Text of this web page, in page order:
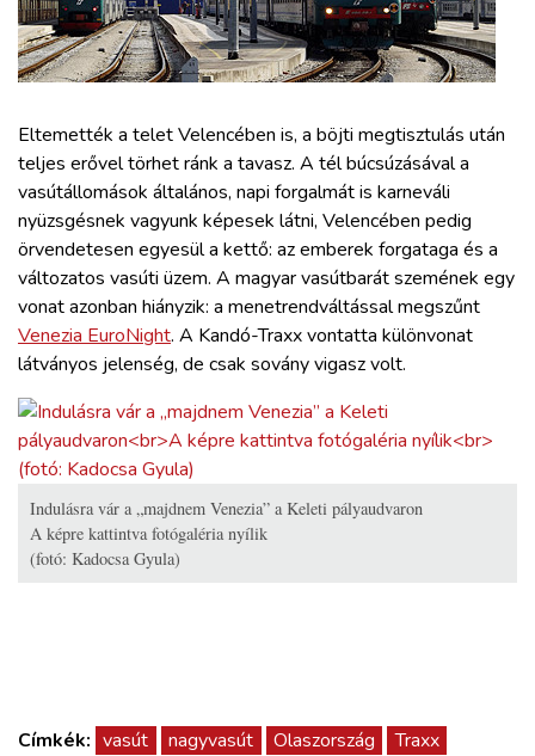
ZÖLDÚT
HAJÓZÁS
BLOG
ARCHÍVUM
WEBSHOP
BELÉPÉS
REGISZTRÁCIÓ
Eltemették a telet Velencében is, a böjti megtisztulás után
teljes erővel törhet ránk a tavasz. A tél búcsúzásával a
vasútállomások általános, napi forgalmát is karneváli
nyüzsgésnek vagyunk képesek látni, Velencében pedig
örvendetesen egyesül a kettő: az emberek forgataga és a
változatos vasúti üzem. A magyar vasútbarát szemének egy
vonat azonban hiányzik: a menetrendváltással megszűnt
Venezia EuroNight. A Kandó-Traxx vontatta különvonat
látványos jelenség, de csak sovány vigasz volt.
Indulásra vár a „majdnem Venezia” a Keleti pályaudvaron
A képre kattintva fotógaléria nyílik
(fotó: Kadocsa Gyula)
Címkék: vasút nagyvasút Olaszország
Traxx